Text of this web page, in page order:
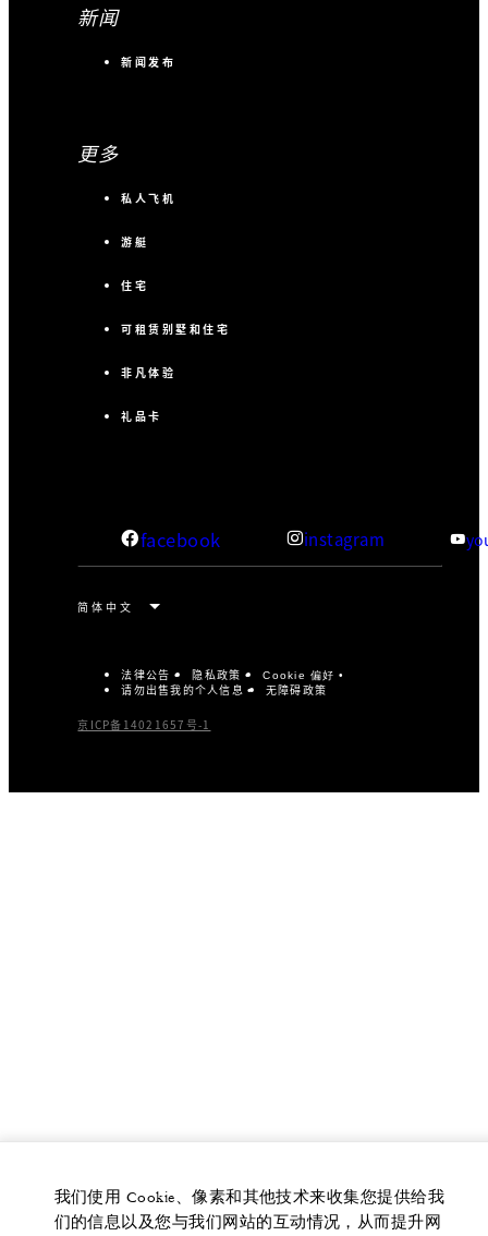
新闻
新闻发布
更多
私人飞机
游艇
住宅
可租赁别墅和住宅
非凡体验
礼品卡
facebook instagram
法律公告 隐私政策 Cookie 偏好
请勿出售我的个人信息 无障碍政策
京ICP备14021657号-1
我们使用 Cookie、像素和其他技术来收集您提供给我
们的信息以及您与我们网站的互动情况，从而提升网